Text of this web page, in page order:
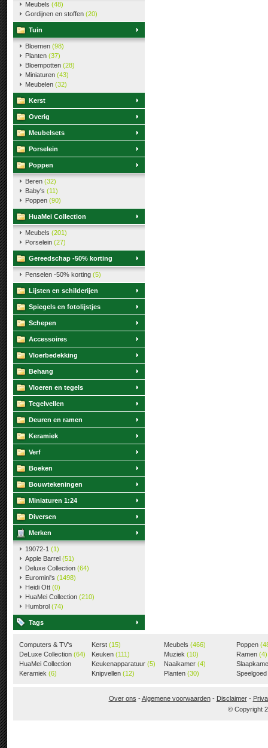
Meubels (48)
Gordijnen en stoffen (20)
Tuin
Bloemen (98)
Planten (37)
Bloempotten (28)
Miniaturen (43)
Meubelen (32)
Kerst
Overig
Meubelsets
Porselein
Poppen
Beren (32)
Baby's (11)
Poppen (90)
HuaMei Collection
Meubels (201)
Porselein (27)
Gereedschap -50% korting
Penselen -50% korting (5)
Lijsten en schilderijen
Spiegels en fotolijstjes
Schepen
Accessoires
Vloerbedekking
Behang
Vloeren en tegels
Tegelvellen
Deuren en ramen
Keramiek
Verf
Boeken
Bouwtekeningen
Miniaturen 1:24
Diversen
Merken
19072-1 (1)
Apple Barrel (51)
Deluxe Collection (64)
Euromini's (1498)
Heidi Ott (0)
HuaMei Collection (210)
Humbrol (74)
Tags
Computers & TV's
(18)
DeLuxe Collection (64)
HuaMei Collection
(205)
Keramiek (6)
Kerst (15)
Keuken (111)
Keukenapparatuur (5)
Knipvellen (12)
Meubels (466)
Muziek (10)
Naaikamer (4)
Planten (30)
Poppen
Ramen (4)
Speelgoed
Over ons -Algemene voorwaarden- Disclaimer-
© Copyright